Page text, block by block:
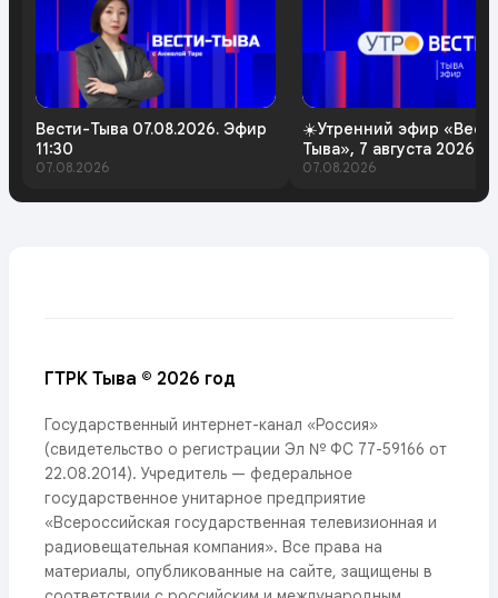
Вести-Тыва 07.08.2026. Эфир
11:30
07.08.2026
☀️Утренний эфир
Тыва», 7 августа 2026
07.08.2026
ГТРК Тыва © 2026 год
Государственный интернет-канал «Россия»
(свидетельство о регистрации Эл № ФС 77-59166 от
22.08.2014). Учредитель — федеральное
государственное унитарное предприятие
«Всероссийская государственная телевизионная и
радиовещательная компания». Все права на
материалы, опубликованные на сайте, защищены в